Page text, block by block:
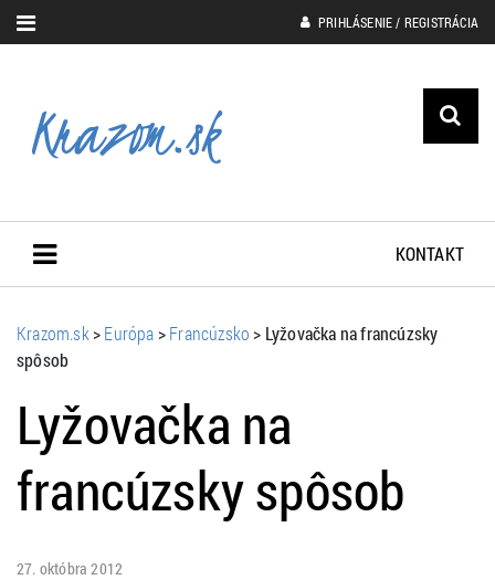
PRIHLÁSENIE / REGISTRÁCIA
KONTAKT
Krazom.sk>Európa>Francúzsko> Lyžovačka na francúzsky
spôsob
Lyžovačka na
francúzsky spôsob
27. októbra 2012